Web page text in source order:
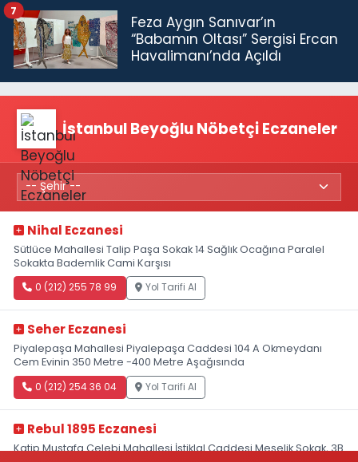
Feza Aygın Sanıvar’ın
“Babamın Oltası” Sergisi Ercan
Havalimanı’nda Açıldı
7
İstanbul Beyoğlu Nöbetçi Eczaneler
Nihal Eczanesi
Sütlüce Mahallesi Talip Paşa Sokak 14 Sağlık Ocağına Paralel
Sokakta Bademlik Cami Karşısı
0 (212) 255 78 99 Yol Tarifi Al
Seher Eczanesi
Piyalepaşa Mahallesi Piyalepaşa Caddesi 104 A Okmeydanı
Cem Evinin 350 Metre -400 Metre Aşağısında
0 (212) 254 36 04 Yol Tarifi Al
Rebul 1895 Eczanesi
Katip Mustafa Çelebi Mahallesi İstiklal Caddesi Meşelik Sokak, 3B